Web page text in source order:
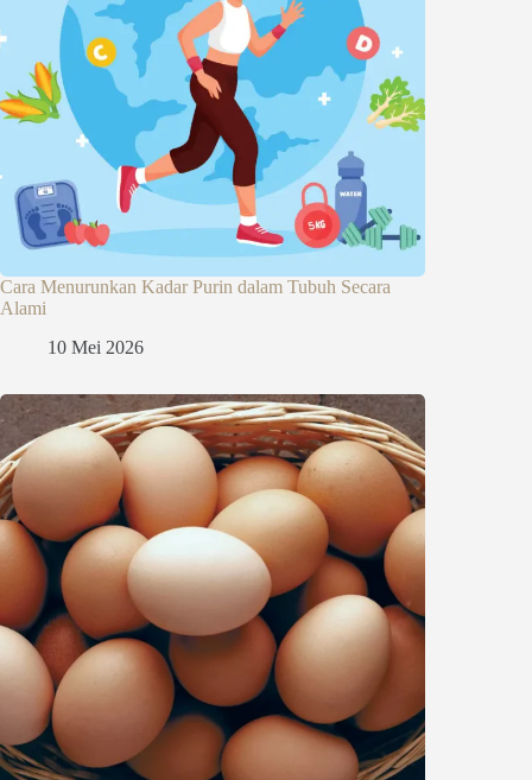
Cara Menurunkan Kadar Purin dalam Tubuh Secara
Alami
10 Mei 2026